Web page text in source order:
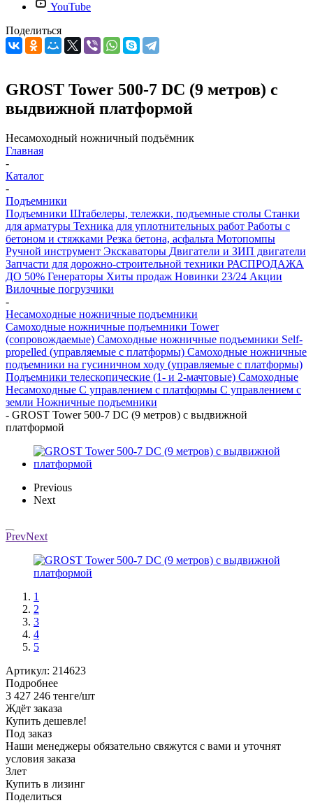
YouTube
Поделиться
GROST Tower 500-7 DC (9 метров) с
выдвижной платформой
Несамоходный ножничный подъёмник
Главная
-
Каталог
-
Подъемники
Подъемники Штабелеры, тележки, подъемные столы Станки
для арматуры Техника для уплотнительных работ Работы с
бетоном и стяжками Резка бетона, асфальта Мотопомпы
Ручной инструмент Экскаваторы Двигатели и ЗИП двигатели
Запчасти для дорожно-строительной техники РАСПРОДАЖА
ДО 50% Генераторы Хиты продаж Новинки 23/24 Акции
Вилочные погрузчики
-
Несамоходные ножничные подъемники
Самоходные ножничные подъемники Tower
(сопровождаемые) Самоходные ножничные подъемники Self-
propelled (управляемые с платформы) Самоходные ножничные
подъемники на гусиничном ходу (управляемые с платформы)
Подъемники телескопические (1- и 2-мачтовые) Самоходные
Несамоходные С управлением с платформы С управлением с
земли Ножничные подъемники
- GROST Tower 500-7 DC (9 метров) с выдвижной
платформой
Previous
Next
PrevNext
1
2
3
4
5
Артикул: 214623
Подробнее
3 427 246 тенге/шт
Ждёт заказа
Купить дешевле!
Под заказ
Наши менеджеры обязательно свяжутся с вами и уточнят
условия заказа
3лет
Купить в лизинг
Поделиться